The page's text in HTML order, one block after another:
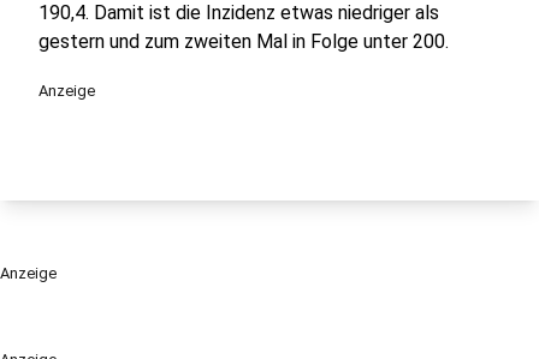
190,4. Damit ist die Inzidenz etwas niedriger als
gestern und zum zweiten Mal in Folge unter 200.
Anzeige
Anzeige